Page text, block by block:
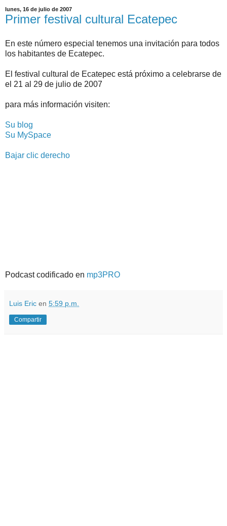
lunes, 16 de julio de 2007
Primer festival cultural Ecatepec
En este número especial tenemos una invitación para todos
los habitantes de Ecatepec.
El festival cultural de Ecatepec está próximo a celebrarse de
el 21 al 29 de julio de 2007
para más información visiten:
Su blog
Su MySpace
Bajar clic derecho
Podcast codificado en mp3PRO
Luis Eric en 5:59 p.m.
Compartir